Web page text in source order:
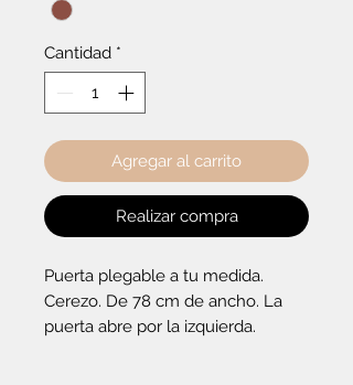
Cantidad *
Agregar al carrito
Realizar compra
Puerta plegable a tu medida.
Cerezo. De 78 cm de ancho. La
puerta abre por la izquierda.